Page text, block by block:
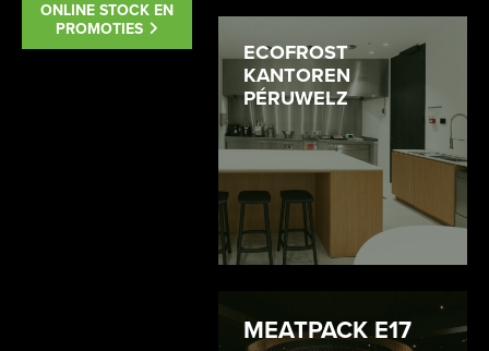
ONLINE STOCK EN
PROMOTIES
ECOFROST
KANTOREN
PÉRUWELZ
MEATPACK E17